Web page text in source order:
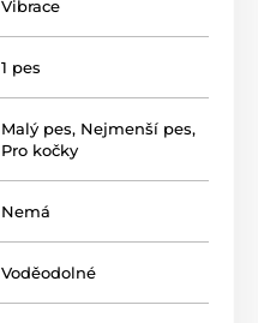
Vibrace
1 pes
Malý pes, Nejmenší pes,
Pro kočky
Nemá
Voděodolné